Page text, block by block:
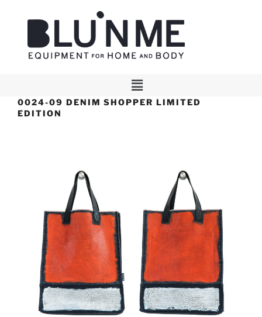
0024-09 DENIM SHOPPER LIMITED
EDITION